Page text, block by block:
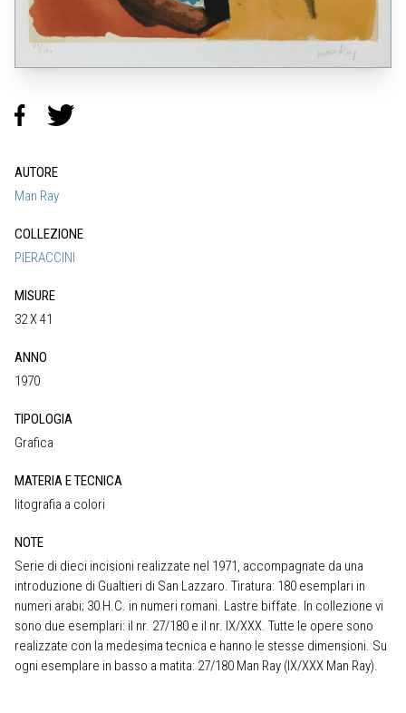
AUTORE
Man Ray
COLLEZIONE
PIERACCINI
MISURE
32 X 41
ANNO
1970
TIPOLOGIA
Grafica
MATERIA E TECNICA
litografia a colori
NOTE
Serie di dieci incisioni realizzate nel 1971, accompagnate da una
introduzione di Gualtieri di San Lazzaro. Tiratura: 180 esemplari in
numeri arabi; 30 H.C. in numeri romani. Lastre biffate. In collezione vi
sono due esemplari: il nr. 27/180 e il nr. IX/XXX. Tutte le opere sono
realizzate con la medesima tecnica e hanno le stesse dimensioni. Su
ogni esemplare in basso a matita: 27/180 Man Ray (IX/XXX Man Ray).